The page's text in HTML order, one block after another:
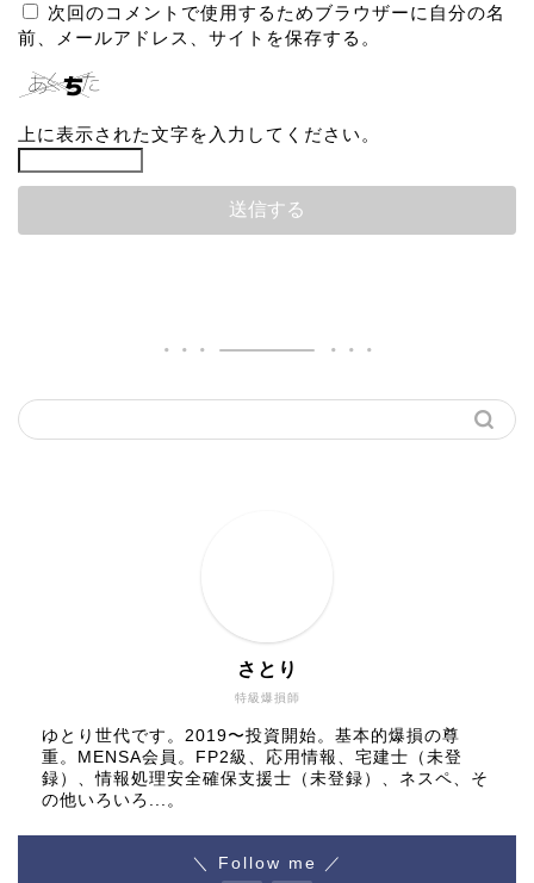
次回のコメントで使用するためブラウザーに自分の名
前、メールアドレス、サイトを保存する。
上に表示された文字を入力してください。
特級爆損師
さとり
ゆとり世代です。2019〜投資開始。基本的爆損の尊
重。MENSA会員。FP2級、応用情報、宅建士（未登
録）、情報処理安全確保支援士（未登録）、ネスペ、そ
の他いろいろ...。
＼ Follow me ／